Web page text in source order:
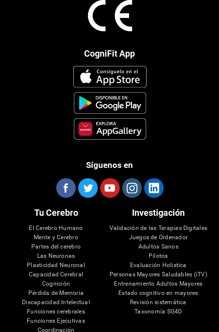
CogniFit App
Síguenos en
Tu Cerebro
El Cerebro Humano
Mente y Cerebro
Partes del cerebro
Las Neuronas
Plasticidad Neuronal
Capacidad Cerebral
Cognición
Pérdida de Memoria
Discapacidad Intelectual
Funciones cerebrales
Funciones Ejecutivas
Coordinación
Investigación
Validación de las Terapias Digitales
Juegos de Ordenador
Adultos Sanos
Pilotos
Evaluación Holistica
Personas Mayores Saludables (iTV)
Entrenamiento Adultos Mayores
Estado cognitivo en mayores
Revisión sistemática
Taxonomía SG4D